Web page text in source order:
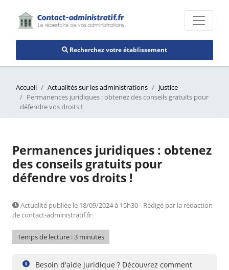
Recherchez votre établissement
Accueil Actualités sur les administrations
Justice
Permanences juridiques : obtenez des conseils gratuits pour
défendre vos droits !
Permanences juridiques : obtenez
des conseils gratuits pour
défendre vos droits !
Actualité publiée le 18/09/2024 à 15h30 - Rédigé par la rédaction
de contact-administratif.fr
Temps de lecture : 3 minutes
Besoin d'aide juridique ? Découvrez comment